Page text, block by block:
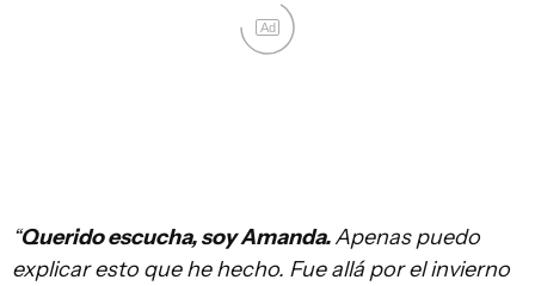
Ad
“Querido escucha, soy Amanda.Apenas puedo
explicar esto que he hecho. Fue allá por el invierno